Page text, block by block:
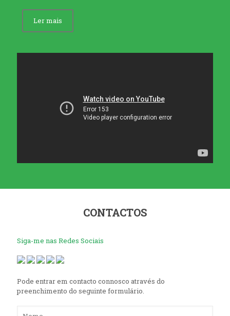
Ler mais
CONTACTOS
Siga-me nas Redes Sociais
Pode entrar em contacto connosco através do
preenchimento do seguinte formulário.